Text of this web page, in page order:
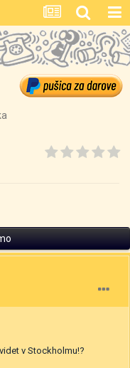
v Stockholmu!?